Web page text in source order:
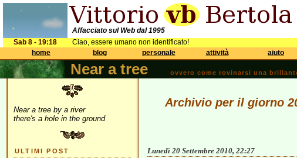
Affacciato sul Web dal 1995
Sab 8 - 19:18
Ciao, essere umano non identificato!
home
blog personale attività aiuto
Near a tree ovvero come rovinarsi una
Near a tree by a river
there's a hole in the ground
ULTIMI POST
Archivio per il giorno
Lunedì 20 Settembre 2010, 22:27